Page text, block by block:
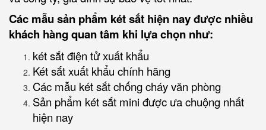
Các mẫu sản phẩm két sắt hiện nay được nhiều
khách hàng quan tâm khi lựa chọn như:
két sắt điện tử xuất khẩu
Két sắt xuất khẩu chính hãng
Các mẫu két sắt chống cháy văn phòng
Sản phẩm két sắt mini được ưa chuộng nhất
hiện nay